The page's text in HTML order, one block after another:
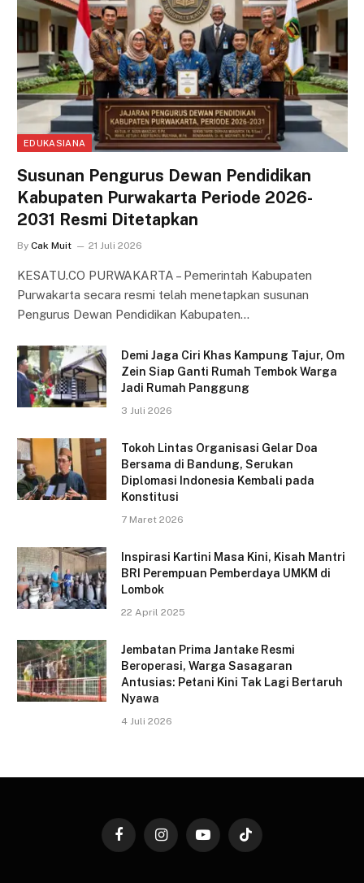
EDUKASIANA
Susunan Pengurus Dewan Pendidikan
Kabupaten Purwakarta Periode 2026-
2031 Resmi Ditetapkan
By Cak Muit 21 Juli 2026
KESATU.CO PURWAKARTA – Pemerintah Kabupaten
Purwakarta secara resmi telah menetapkan susunan
Pengurus Dewan Pendidikan Kabupaten…
Demi Jaga Ciri Khas Kampung Tajur, Om
Zein Siap Ganti Rumah Tembok Warga
Jadi Rumah Panggung
3 Juli 2026
Tokoh Lintas Organisasi Gelar Doa
Bersama di Bandung, Serukan
Diplomasi Indonesia Kembali pada
Konstitusi
7 Maret 2026
Inspirasi Kartini Masa Kini, Kisah Mantri
BRI Perempuan Pemberdaya UMKM di
Lombok
22 April 2025
Jembatan Prima Jantake Resmi
Beroperasi, Warga Sasagaran
Antusias: Petani Kini Tak Lagi Bertaruh
Nyawa
4 Juli 2026
FacebookInstagramYouTubeTikTok